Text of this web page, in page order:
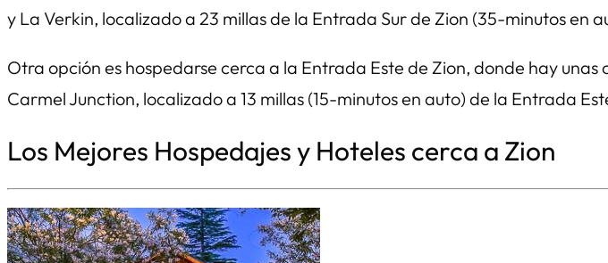
y La Verkin, localizado a 23 millas de la Entrada Sur de Zion (35-minutos en
Otra opción es hospedarse cerca a la Entrada Este de Zion, donde hay
Carmel Junction, localizado a 13 millas (15-minutos en auto) de la Entrada
Los Mejores Hospedajes y Hoteles cerca a Zion